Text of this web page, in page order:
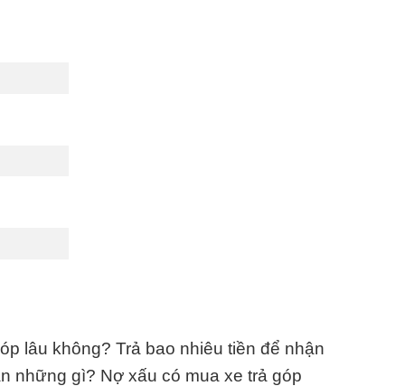
lâu không? Trả bao nhiêu tiền để nhận
những gì? Nợ xấu có mua xe trả góp